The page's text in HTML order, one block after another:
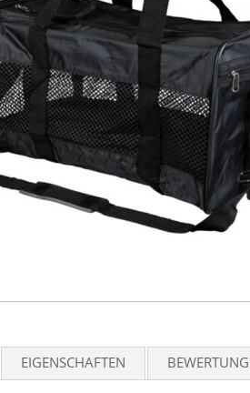
EIGENSCHAFTEN